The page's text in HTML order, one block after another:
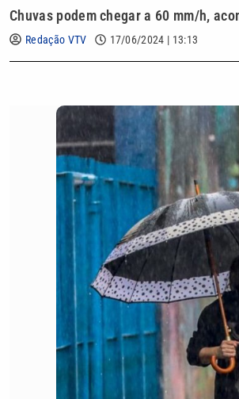
Chuvas podem chegar a 60 mm/h,
Redação VTV 17/06/2024 | 13:13